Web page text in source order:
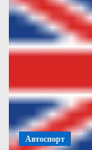
Автоспорт